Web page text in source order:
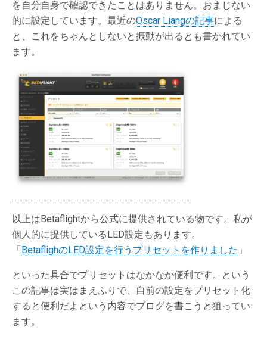
を自分自身で確認できたことはありません。おまじない
的に設定しています。最近のOscar Liangの記事による
と、これをちゃんとしないと振動が出るとも書かれてい
ます。
以上はBetaflightから公式に提供されている物です。私が
個人的に提供しているLED設定もあります。
「BetaflighのLED設定を行うプリセットを作りました 」
といった具合でプリセットはなかなか便利です。という
この記事は実はまえふりで、自前の設定をプリセット化
すると便利だよという内容でブログを書こうと狙ってい
ます。